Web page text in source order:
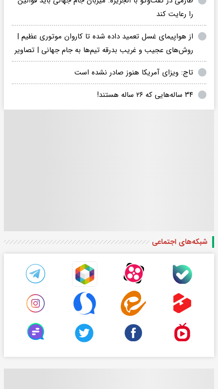
را رعایت کند
از هواپیمای غسل تعمید داده شده تا کاروان‌ موتوری عظیم |
روش‌های عجیب و غریب بدرقه تیم‌ها به جام جهانی | تصاویر
تاج: ویزای آمریکا هنوز صادر نشده است
۳۴ ساله‌هایی که ۲۶ ساله هستند!
شبکه‌های اجتماعی